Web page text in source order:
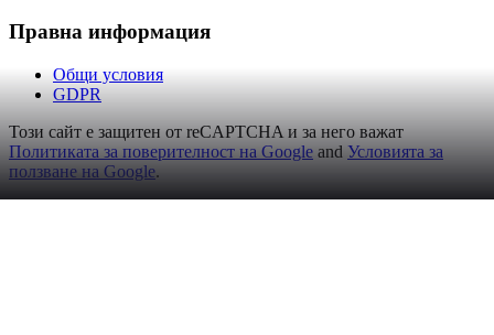
Правна информация
Общи условия
GDPR
Този сайт е защитен от reCAPTCHA и за него важат
Политиката за поверителност на Google and Условията за
ползване на Google.